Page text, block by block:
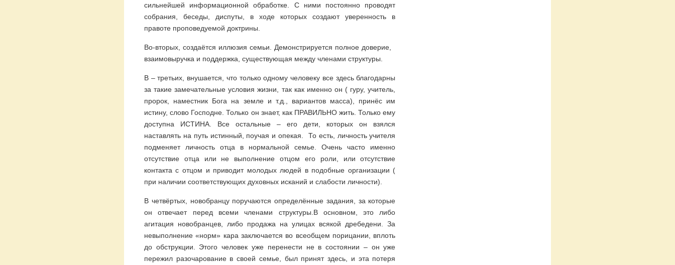
сильнейшей информационной обработке. С ними постоянно проводят
собрания, беседы, диспуты, в ходе которых создают уверенность в
правоте проповедуемой доктрины.
Во-вторых, создаётся иллюзия семьи. Демонстрируется полное доверие,
взаимовыручка и поддержка, существующая между членами структуры.
В – третьих, внушается, что только одному человеку все здесь благодарны
за такие замечательные условия жизни, так как именно он ( гуру, учитель,
пророк, наместник Бога на земле и т.д., вариантов масса), принёс им
истину, слово Господне. Только он знает, как ПРАВИЛЬНО жить. Только ему
доступна ИСТИНА. Все остальные – его дети, которых он взялся
наставлять на путь истинный, поучая и опекая. То есть, личность учителя
подменяет личность отца в нормальной семье. Очень часто именно
отсутствие отца или не выполнение отцом его роли, или отсутствие
контакта с отцом и приводит молодых людей в подобные организации (
при наличии соответствующих духовных исканий и слабости личности).
В четвёртых, новобранцу поручаются определённые задания, за которые
он отвечает перед всеми членами структуры.В основном, это либо
агитация новобранцев, либо продажа на улицах всякой дребедени. За
невыполнение «норм» кара заключается во всеобщем порицании, вплоть
до обструкции. Этого человек уже перенести не в состоянии – он уже
пережил разочарование в своей семье, был принят здесь, и эта потеря